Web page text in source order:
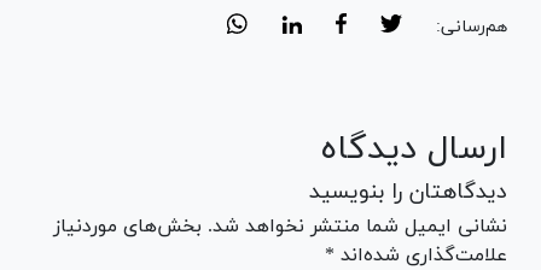
هم‌رسانی:
ارسال دیدگاه
دیدگاهتان را بنویسید
نشانی ایمیل شما منتشر نخواهد شد. بخش‌های موردنیاز
علامت‌گذاری شده‌اند *